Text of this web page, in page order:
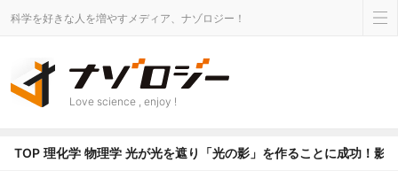
科学を好きな人を増やすメディア、ナゾロジー！
Love science , enjoy !
TOP 理化学 物理学 光が光を遮り「光の影」を作ることに成功！影